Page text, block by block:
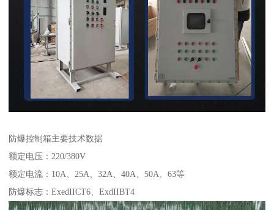
防爆控制箱主要技术数据
额定电压：220/380V
额定电流：10A、25A、32A、40A、50A、63等
防爆标志：ExedIICT6、ExdIIBT4